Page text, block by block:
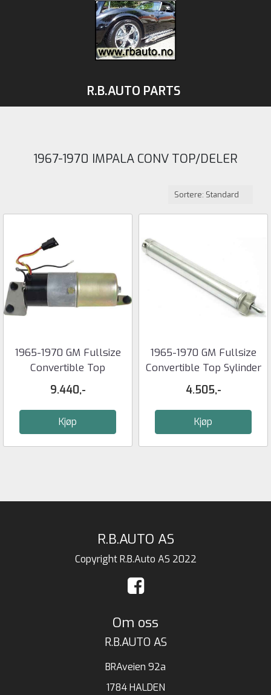
R.B.AUTO PARTS
1967-1970 IMPALA CONV TOP/DELER
1965-1970 GM Fullsize
Convertible Top
Motor/Pump ...
9.440,-
Kjøp
1965-1970 GM Fullsize
Convertible Top Sylinder
...
4.505,-
Kjøp
R.B.AUTO AS
Copyright R.B.Auto AS 2022
Om oss
R.B.AUTO AS
BRAveien 92a
1784 HALDEN